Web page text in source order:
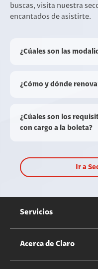
buscas, visita nuestra
encantados de asistirte.
¿Cúales son las
¿Cómo y dónde
¿Cúales son los
con cargo a la boleta?
Ir a
Servicios
Servicios Móviles
Acerca de Claro